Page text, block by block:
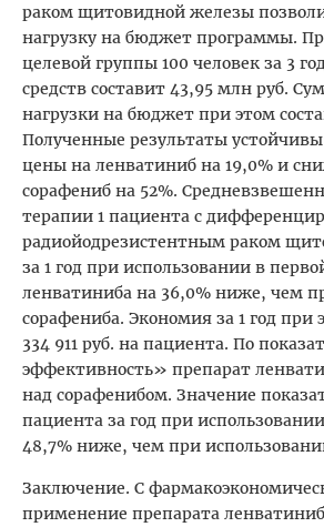
раком щитовидной железы
нагрузку на бюджет программы.
целевой группы 100 человек за 3
средств составит 43,95 млн руб.
нагрузки на бюджет при этом
Полученные результаты
цены на ленватиниб на 19,0% и
сорафениб на 52%.
терапии 1 пациента с
радиойодрезистентным раком
за 1 год при использовании в
ленватиниба на 36,0% ниже, чем
сорафениба. Экономия за 1 год при
334 911 руб. на пациента. По
эффективность» препарат
над сорафенибом. Значение
пациента за год при
48,7% ниже, чем при
Заключение. С
применение препарата